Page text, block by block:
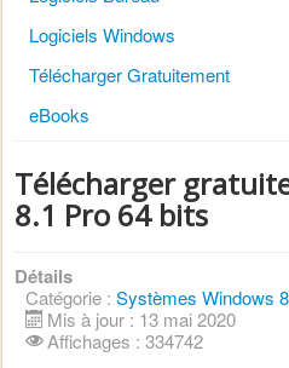
Logiciels Windows
Télécharger Gratuitement
eBooks
Télécharger
8.1 Pro 64 bits
Détails
Catégorie : Systèmes Windows 8
Mis à jour : 13 mai 2020
Affichages : 334742